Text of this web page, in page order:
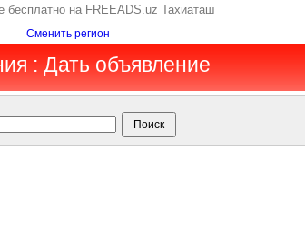
бесплатно на FREEADS.uz Тахиаташ
Сменить регион
: Дать объявление